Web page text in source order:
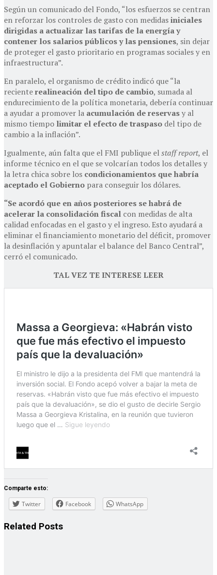
Según un comunicado del Fondo, “los esfuerzos se centran
en reforzar los controles de gasto con medidasiniciales
dirigidas a actualizar las tarifas de la energía y
contener los salarios públicos y las pensiones, sin dejar
de proteger el gasto prioritario en programas sociales y en
infraestructura”.
En paralelo, el organismo de crédito indicó que “la
recienterealineación del tipo de cambio, sumada al
endurecimiento de la política monetaria, debería continuar
a ayudar a promover la acumulación de reservasy al
mismo tiempo limitar el efecto de traspaso del tipo de
cambio a la inflación”.
Igualmente, aún falta que el FMI publique elstaff report, el
informe técnico en el que se volcarían todos los detalles y
la letra chica sobre los condicionamientos que habría
aceptado el Gobierno para conseguir los dólares.
“Se acordó que en años posteriores se habrá de
acelerar la consolidación fiscal con medidas de alta
calidad enfocadas en el gasto y el ingreso. Esto ayudará a
eliminar el financiamiento monetario del déficit, promover
la desinflación y apuntalar el balance del Banco Central”,
cerró el comunicado.
TAL VEZ TE INTERESE LEER
Comparte esto:
Twitter Facebook WhatsApp
Related Posts